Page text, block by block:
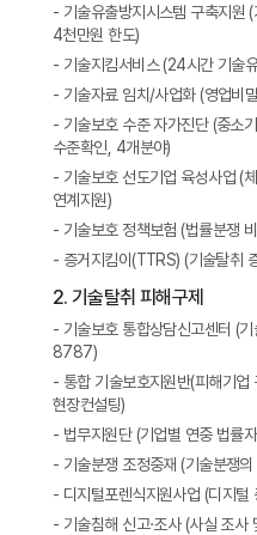
- 기술유출방지시스템 구축지원
4천만원 한도)
- 기술지킴서비스 (24시간 기술
- 기술자료 임치/사업화 (영업비
- 기술보호 수준 자가진단 (중소
수준확인, 4개분야)
- 기술보호 선도기업 육성사업 (
연계지원)
- 기술보호 정책보험 (법률분쟁
- 증거지킴이(TTRS) (기술탈취
2. 기술탈취 피해구제
- 기술보호 통합상담신고센터 (
8787)
- 통합 기술보호지원반(피해기업
현장컨설팅)
- 법무지원단 (기업별 연중 법률
- 기술분쟁 조정중재 (기술분쟁
- 디지털포렌식지원사업 (디지털
- 기술침해 신고·조사 (사실 조